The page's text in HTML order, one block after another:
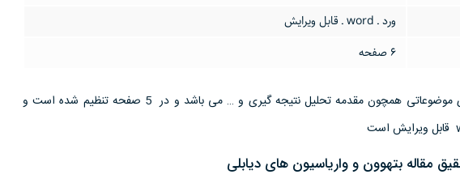
ورد ـ word ـ قابل ویرایش
6 صفحه
این تحقیق مقاله دارای موضوعاتی همچون مقدمه تحلیل نتیجه گیری و … می باشد و در 5 صفحه تنظیم شده است و
مقاله بتهوون و وارياسيون هاى ديابلى